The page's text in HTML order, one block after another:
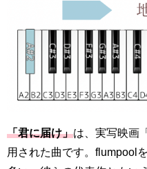
「君に届け」は、実写映画
用された曲です。flumpool